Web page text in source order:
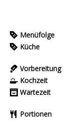
Menüfolge
Küche
Vorbereitung
Kochzeit
Wartezeit
Portionen